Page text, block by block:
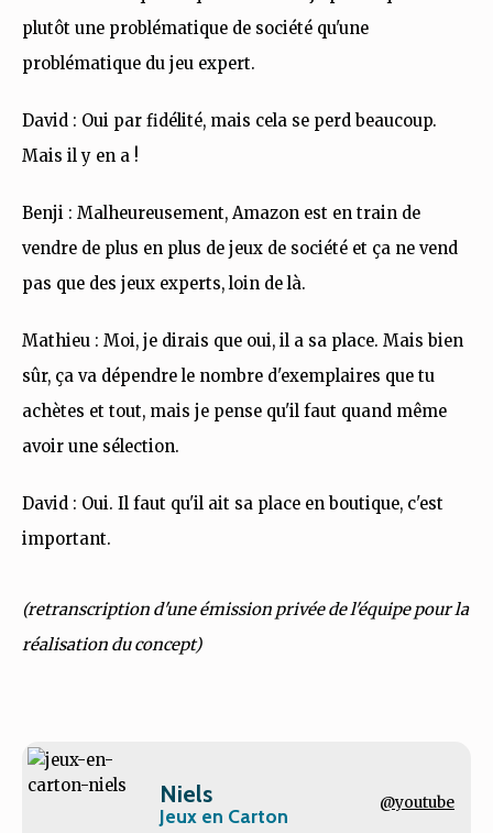
plutôt une problématique de société qu'une
problématique du jeu expert.
David : Oui par fidélité, mais cela se perd beaucoup.
Mais il y en a !
Benji : Malheureusement, Amazon est en train de
vendre de plus en plus de jeux de société et ça ne vend
pas que des jeux experts, loin de là.
Mathieu : Moi, je dirais que oui, il a sa place. Mais bien
sûr, ça va dépendre le nombre d'exemplaires que tu
achètes et tout, mais je pense qu'il faut quand même
avoir une sélection.
David : Oui. Il faut qu'il ait sa place en boutique, c'est
important.
(retranscription d'une émission privée de l'équipe pour la
réalisation du concept)
Niels
Jeux en Carton
@youtube